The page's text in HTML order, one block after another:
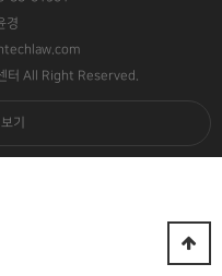
경
터 All Right Reserved.
기